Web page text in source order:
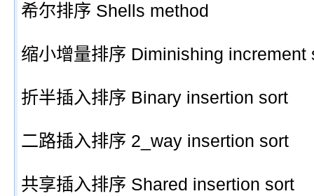
希尔排序 Shells method
缩小增量排序 Diminishing increment
折半插入排序 Binary insertion sort
二路插入排序 2_way insertion sort
共享插入排序 Shared insertion sort